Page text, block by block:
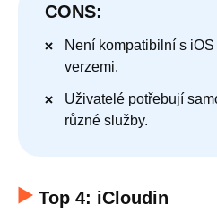
CONS:
Není kompatibilní s
verzemi.
Uživatelé potřebují
různé služby.
Top 4: iCloudin